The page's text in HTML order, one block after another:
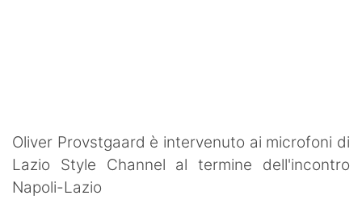
Oliver Provstgaard è intervenuto ai microfoni di
Lazio Style Channel al termine dell'incontro
Napoli-Lazio